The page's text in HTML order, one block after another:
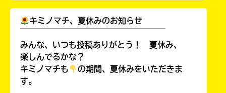
キミノマチ、夏休みのお知らせ
みんな、いつも投稿ありがとう！ 夏休み、
楽しんでるかな？
キミノマチも
の期間、夏休みをいただきま
す。